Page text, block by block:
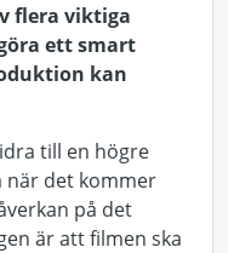
flera viktiga
ett smart
kan
till en högre
när det kommer
på det
är att filmen ska